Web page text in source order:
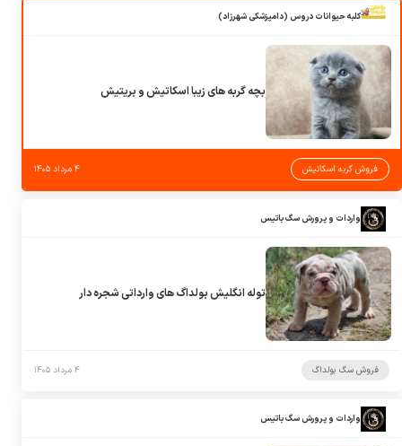
کلبه حیوانات دروس (دامپزشکی شهرزاد)
بچه گربه های زیبا اسکاتیش و بریتیش
فروش گربه اسکاتیش ۴ مرداد ۱۴۰۵
واردات و پرورش سگ باتیس
توله انگلیش بولداگ های وارداتی شجره دار
فروش سگ بولداگ ۴ مرداد ۱۴۰۵
واردات و پرورش سگ باتیس